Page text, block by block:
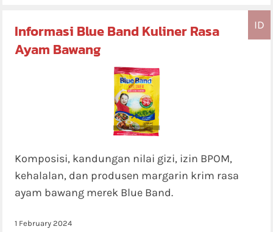
ID
Informasi Blue Band Kuliner Rasa
Ayam Bawang
Komposisi, kandungan nilai gizi, izin BPOM,
kehalalan, dan produsen margarin krim rasa
ayam bawang merek Blue Band.
1 February 2024